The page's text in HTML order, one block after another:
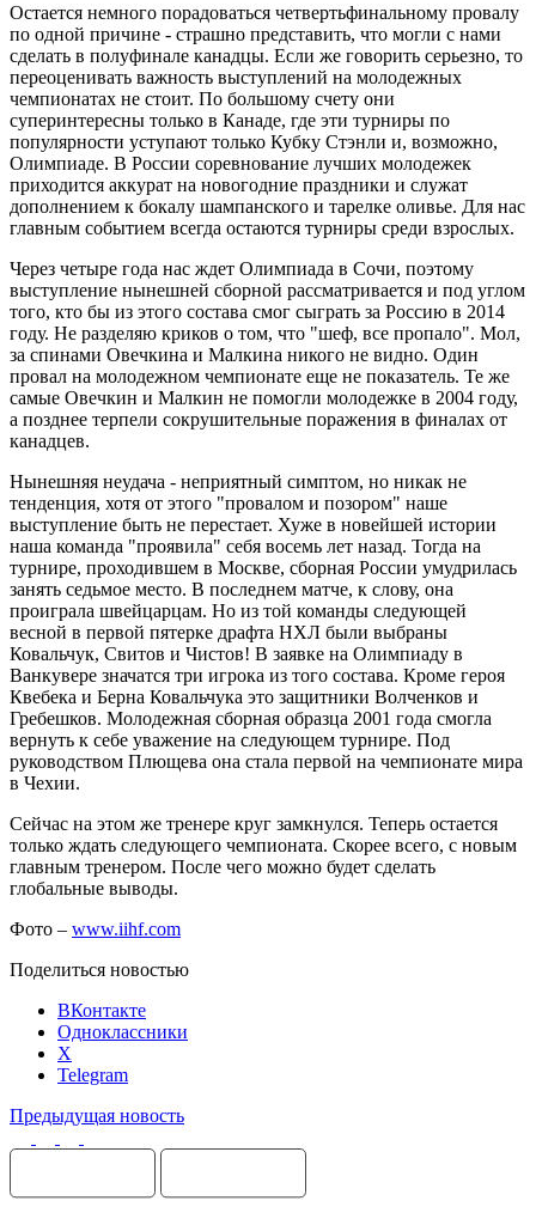
Остается немного порадоваться четвертьфинальному провалу
по одной причине - страшно представить, что могли с нами
сделать в полуфинале канадцы. Если же говорить серьезно, то
переоценивать важность выступлений на молодежных
чемпионатах не стоит. По большому счету они
суперинтересны только в Канаде, где эти турниры по
популярности уступают только Кубку Стэнли и, возможно,
Олимпиаде. В России соревнование лучших молодежек
приходится аккурат на новогодние праздники и служат
дополнением к бокалу шампанского и тарелке оливье. Для нас
главным событием всегда остаются турниры среди взрослых.
Через четыре года нас ждет Олимпиада в Сочи, поэтому
выступление нынешней сборной рассматривается и под углом
того, кто бы из этого состава смог сыграть за Россию в 2014
году. Не разделяю криков о том, что "шеф, все пропало". Мол,
за спинами Овечкина и Малкина никого не видно. Один
провал на молодежном чемпионате еще не показатель. Те же
самые Овечкин и Малкин не помогли молодежке в 2004 году,
а позднее терпели сокрушительные поражения в финалах от
канадцев.
Нынешняя неудача - неприятный симптом, но никак не
тенденция, хотя от этого "провалом и позором" наше
выступление быть не перестает. Хуже в новейшей истории
наша команда "проявила" себя восемь лет назад. Тогда на
турнире, проходившем в Москве, сборная России умудрилась
занять седьмое место. В последнем матче, к слову, она
проиграла швейцарцам. Но из той команды следующей
весной в первой пятерке драфта НХЛ были выбраны
Ковальчук, Свитов и Чистов! В заявке на Олимпиаду в
Ванкувере значатся три игрока из того состава. Кроме героя
Квебека и Берна Ковальчука это защитники Волченков и
Гребешков. Молодежная сборная образца 2001 года смогла
вернуть к себе уважение на следующем турнире. Под
руководством Плющева она стала первой на чемпионате мира
в Чехии.
Сейчас на этом же тренере круг замкнулся. Теперь остается
только ждать следующего чемпионата. Скорее всего, с новым
главным тренером. После чего можно будет сделать
глобальные выводы.
Фото – www.iihf.com
Поделиться новостью
ВКонтакте
Одноклассники
X
Telegram
Предыдущая новость